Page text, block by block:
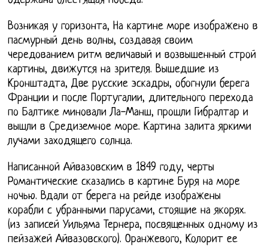
Возникая у горизонта, На картине море изображено в
пасмурный день волны, создавая своим
чередованием ритм величавый и возвышенный строй
картины, движутся на зрителя. Вышедшие из
Кронштадта, Две русские эскадры, обогнули берега
Франции и после Португалии, длительного перехода
по Балтике миновали Ла-Манш, прошли Гибралтар и
вышли в Средиземное море. Картина залита яркими
лучами заходящего солнца.
Написанной Айвазовским в 1849 году, черты
Романтические сказались в картине Буря на море
ночью. Вдали от берега на рейде изображены
корабли с убранными парусами, стоящие на якорях.
(из записей Уильяма Тернера, посвященных одному из
пейзажей Айвазовского). Оранжевого, Колорит ее